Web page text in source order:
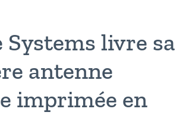
Systems livre sa
antenne
imprimée en